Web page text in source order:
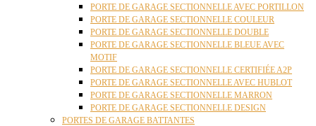
PORTE DE GARAGE SECTIONNELLE AVEC PORTILLON
PORTE DE GARAGE SECTIONNELLE COULEUR
PORTE DE GARAGE SECTIONNELLE DOUBLE
PORTE DE GARAGE SECTIONNELLE BLEUE AVEC
MOTIF
PORTE DE GARAGE SECTIONNELLE CERTIFIÉE A2P
PORTE DE GARAGE SECTIONNELLE AVEC HUBLOT
PORTE DE GARAGE SECTIONNELLE MARRON
PORTE DE GARAGE SECTIONNELLE DESIGN
PORTES DE GARAGE BATTANTES